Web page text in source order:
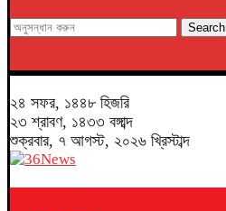
Search
২৪ সফর, ১৪৪৮ হিজরি
২৩ শ্রাবণ, ১৪৩৩ বঙ্গাব্দ
শুক্রবার, ৭ আগস্ট, ২০২৬ খ্রিস্টাব্দ